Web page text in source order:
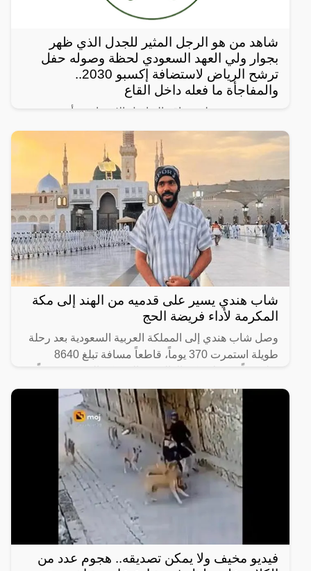
شاهد من هو الرجل المثير للجدل الذي ظهر
بجوار ولي العهد السعودي لحظة وصوله حفل
ترشح الرياض لاستضافة إكسبو 2030..
والمفاجأة ما فعله داخل القاع
رصد مغردون على مواقع التواصل الإجتماعي، أحدث
ظهور للرجل المجهول ذو النظرات الحادة الذي يقف دوماً
بالقرب من ولي العهد السعودي الأمير محمد بن سلمان
شاب هندي يسير على قدميه من الهند إلى مكة
المكرمة لأداء فريضة الحج
وصل شاب هندي إلى المملكة العربية السعودية بعد رحلة
طويلة استمرت 370 يوماً، قاطعاً مسافة تبلغ 8640
على
فيديو مخيف ولا يمكن تصديقه.. هجوم عدد من